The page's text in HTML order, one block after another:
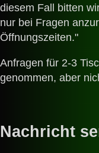
diesem Fall bitten
nur bei Fragen
Öffnungszeiten."
Anfragen für 2-3
genommen, aber
Nachricht